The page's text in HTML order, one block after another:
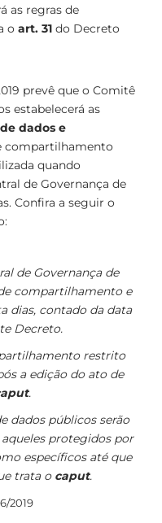
as regras de
o art. 31 do Decreto
prevê que o Comitê
estabelecerá as
dados e
compartilhamento
quando
de Governança de
Confira a seguir o
de Governança de
compartilhamento e
dias, contado da data
Decreto.
restrito
a edição do ato de
.
dados públicos serão
protegidos por
específicos até que
trata o caput.
2019